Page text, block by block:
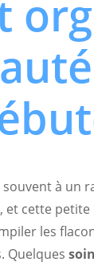
à un
cette
les
Quelques